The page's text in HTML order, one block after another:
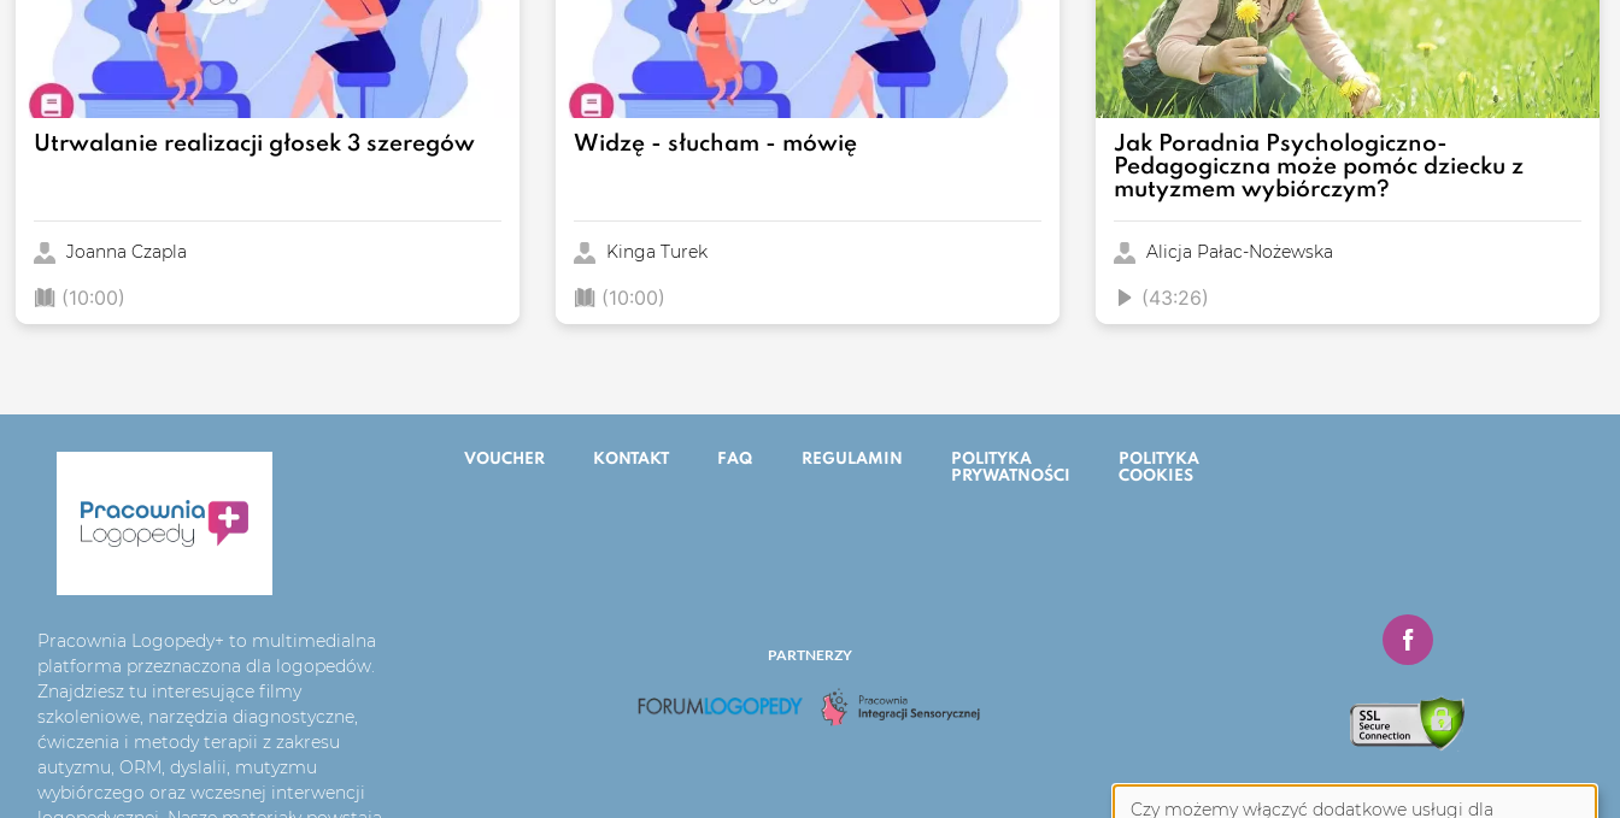
Utrwalanie realizacji głosek 3 szeregów
Joanna Czapla
(10:00)
Widzę - słucham - mówię
Kinga Turek
(10:00)
Jak Poradnia Psychologiczno-
Pedagogiczna może pomóc dziecku z
mutyzmem wybiórczym?
Alicja Pałac-Nożewska
(43:26)
Pracownia Logopedy+ to multimedialna
platforma przeznaczona dla logopedów.
Znajdziesz tu interesujące filmy
szkoleniowe, narzędzia diagnostyczne,
ćwiczenia i metody terapii z zakresu
autyzmu, ORM, dyslalii, mutyzmu
wybiórczego oraz wczesnej interwencji
VOUCHER KONTAKT FAQ REGULAMIN
POLITYKA
PRYWATNOŚCI
POLITYKA
COOKIES
PARTNERZY
Czy możemy włączyć dodatkowe usługi dla